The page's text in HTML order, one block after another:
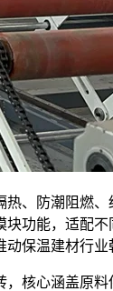
、防潮阻燃
功能，适配
保温建材行业
核心涵盖原